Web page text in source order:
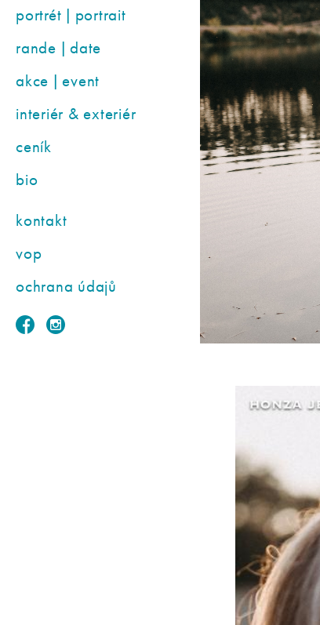
portrét | portrait
rande | date
akce | event
interiér & exteriér
ceník
bio
kontakt
vop
ochrana údajů